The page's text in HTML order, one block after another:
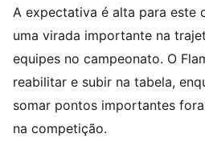
A expectativa é alta para este duelo, que pode marcar
uma virada importante na
equipes no campeonato. O
reabilitar e subir na tabela,
somar pontos importantes
na competição.